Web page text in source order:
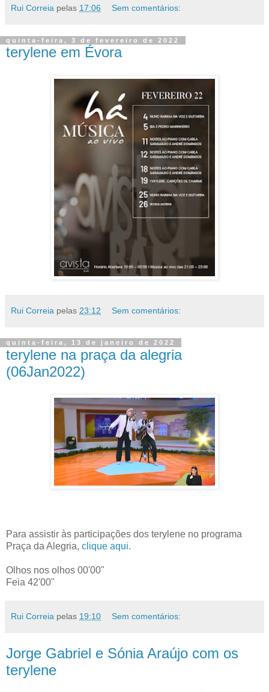
Rui Correia pelas 17:06 Sem comentários:
quinta-feira, 3 de fevereiro de 2022
terylene em Évora
Rui Correia pelas 23:12 Sem comentários:
quinta-feira, 13 de janeiro de 2022
terylene na praça da alegria
(06Jan2022)
Para assistir às participações dos terylene no programa
Praça da Alegria, clique aqui.
Olhos nos olhos 00'00"
Feia 42'00"
Rui Correia pelas 19:10 Sem comentários:
Jorge Gabriel e Sónia Araújo com os
terylene